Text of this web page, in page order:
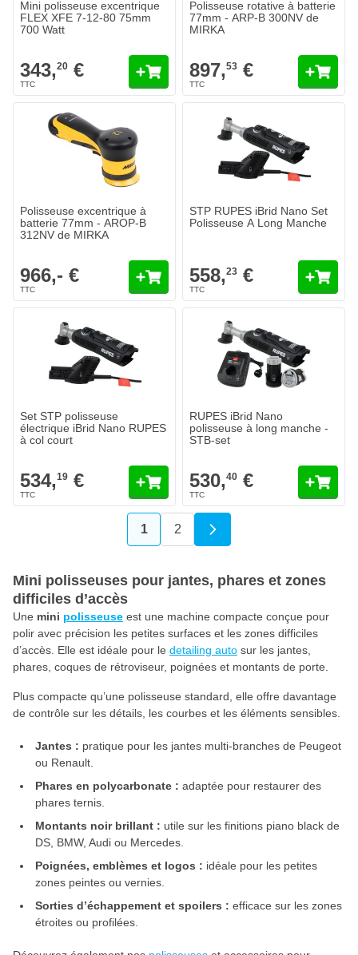
Mini polisseuse excentrique
FLEX XFE 7-12-80 75mm
700 Watt
343,20 €
Polisseuse rotative à batterie
77mm - ARP-B 300NV de
MIRKA
897,53 €
Polisseuse excentrique à
batterie 77mm - AROP-B
312NV de MIRKA
966,- €
STP RUPES iBrid Nano Set
Polisseuse A Long Manche
558,23 €
Set STP polisseuse
électrique iBrid Nano RUPES
à col court
534,19 €
RUPES iBrid Nano
polisseuse à long manche -
STB-set
530,40 €
Vous lisez actuellement la page
1 Page
2
Mini polisseuses pour jantes, phares et zones
difficiles d’accès
Une mini polisseuse est une machine compacte conçue pour
polir avec précision les petites surfaces et les zones difficiles
d’accès. Elle est idéale pour le detailing auto sur les jantes,
phares, coques de rétroviseur, poignées et montants de porte.
Plus compacte qu’une polisseuse standard, elle offre davantage
de contrôle sur les détails, les courbes et les éléments sensibles.
Jantes : pratique pour les jantes multi-branches de Peugeot
ou Renault.
Phares en polycarbonate : adaptée pour restaurer des
phares ternis.
Montants noir brillant : utile sur les finitions piano black de
DS, BMW, Audi ou Mercedes.
Poignées, emblèmes et logos : idéale pour les petites
zones peintes ou vernies.
Sorties d’échappement et spoilers : efficace sur les zones
étroites ou profilées.